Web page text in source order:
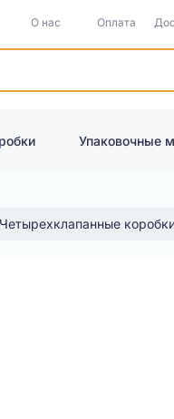
О нас Оплата
Упаковочные
Четырехклапанные